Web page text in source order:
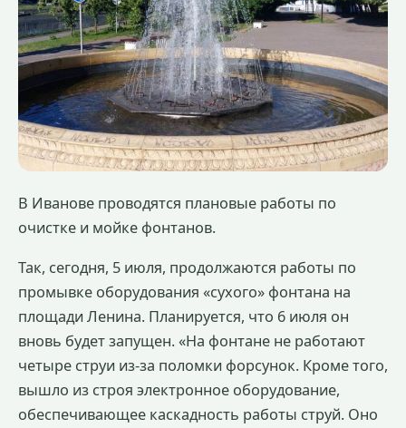
В Иванове проводятся плановые работы по
очистке и мойке фонтанов.
Так, сегодня, 5 июля, продолжаются работы по
промывке оборудования «сухого» фонтана на
площади Ленина. Планируется, что 6 июля он
вновь будет запущен. «На фонтане не работают
четыре струи из-за поломки форсунок. Кроме того,
вышло из строя электронное оборудование,
обеспечивающее каскадность работы струй. Оно